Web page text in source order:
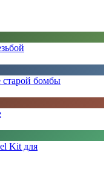
бомбы
Kit для